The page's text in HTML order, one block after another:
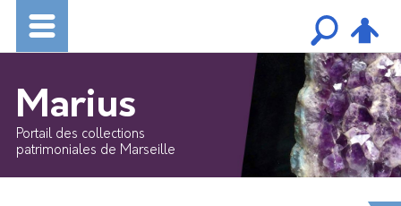
Marius
Portail des collections
patrimoniales de Marseille